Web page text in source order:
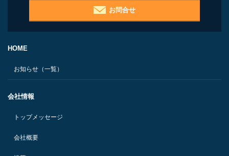
お問合せ
HOME
お知らせ（一覧）
会社情報
トップメッセージ
会社概要